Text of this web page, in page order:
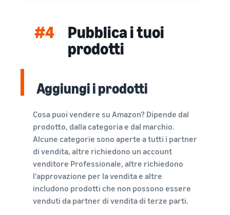
#4
Pubblica i tuoi
prodotti
Aggiungi i prodotti
Cosa puoi vendere su Amazon? Dipende dal
prodotto, dalla categoria e dal marchio.
Alcune categorie sono aperte a tutti i partner
di vendita, altre richiedono un account
venditore Professionale, altre richiedono
l'approvazione per la vendita e altre
includono prodotti che non possono essere
venduti da partner di vendita di terze parti.